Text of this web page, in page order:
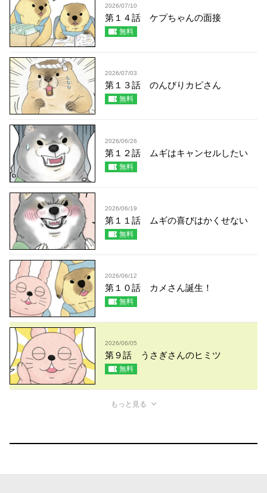
2026/07/10
第１４話 ケプちゃんの面接
無料
2026/07/03
第１３話 のんびりカピさん
無料
2026/06/26
第１２話 ムギはキャンセルしたい
無料
2026/06/19
第１１話 ムギの喜びはかくせない
無料
2026/06/12
第１０話 カメさん誕生！
無料
2026/06/05
第９話 うさぎさんのヒミツ
無料
もっと見る